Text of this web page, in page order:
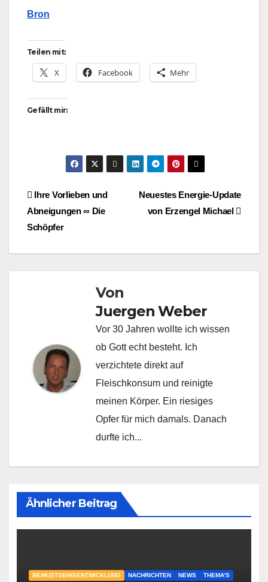
Bron
Teilen mit:
X Facebook Mehr
Gefällt mir:
Beitragsnavigation
Neuestes Energie-Update
von Erzengel Michael
Ihre Vorlieben und
Abneigungen ∞ Die
Schöpfer
Von
Juergen Weber
Vor 30 Jahren wollte ich wissen
ob Gott echt besteht. Ich
verzichtete direkt auf
Fleischkonsum und reinigte
meinen Körper. Ein riesiges
Opfer für mich damals. Danach
durfte ich...
Ähnlicher Beitrag
BEWUSTSEINSENTWICKLUNG NACHRICHTEN NEWS THEMA'S